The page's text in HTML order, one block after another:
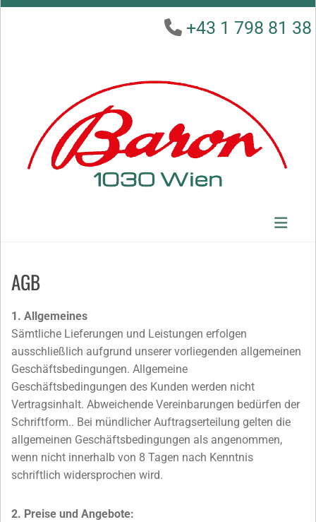
 +43 1 798 81 38
AGB
1. Allgemeines
Sämtliche Lieferungen und Leistungen erfolgen
ausschließlich aufgrund unserer vorliegenden allgemeinen
Geschäftsbedingungen. Allgemeine
Geschäftsbedingungen des Kunden werden nicht
Vertragsinhalt. Abweichende Vereinbarungen bedürfen der
Schriftform.. Bei mündlicher Auftragserteilung gelten die
allgemeinen Geschäftsbedingungen als angenommen,
wenn nicht innerhalb von 8 Tagen nach Kenntnis
schriftlich widersprochen wird.
2. Preise und Angebote: